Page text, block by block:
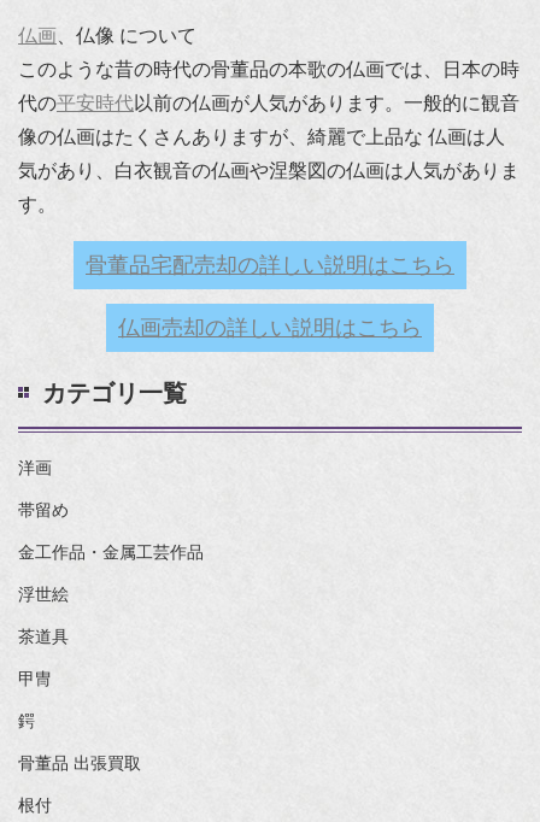
仏画 、仏像 について
このような昔の時代の骨董品の本歌の仏画では、日本の時
代の平安時代以前の仏画が人気があります。一般的に観音
像の仏画はたくさんありますが、綺麗で上品な 仏画は人
気があり、白衣観音の仏画や涅槃図の仏画は人気がありま
す。
骨董品宅配売却の詳しい説明はこちら
仏画売却の詳しい説明はこちら
カテゴリ一覧
洋画
帯留め
金工作品・金属工芸作品
浮世絵
茶道具
甲冑
鍔
骨董品 出張買取
根付